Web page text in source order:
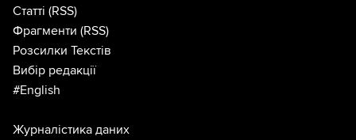
Статті (RSS)
Фрагменти (RSS)
Розсилки Текстів
Вибір редакції
#English
Журналістика даних